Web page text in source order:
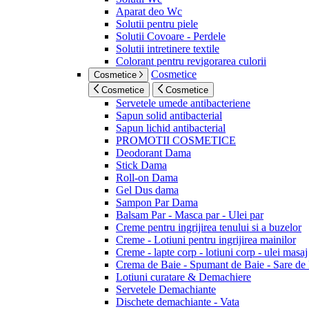
Aparat deo Wc
Solutii pentru piele
Solutii Covoare - Perdele
Solutii intretinere textile
Colorant pentru revigorarea culorii
Cosmetice Cosmetice
Cosmetice Cosmetice
Servetele umede antibacteriene
Sapun solid antibacterial
Sapun lichid antibacterial
PROMOTII COSMETICE
Deodorant Dama
Stick Dama
Roll-on Dama
Gel Dus dama
Sampon Par Dama
Balsam Par - Masca par - Ulei par
Creme pentru ingrijirea tenului si a buzelor
Creme - Lotiuni pentru ingrijirea mainilor
Creme - lapte corp - lotiuni corp - ulei masaj
Crema de Baie - Spumant de Baie - Sare de
Lotiuni curatare & Demachiere
Servetele Demachiante
Dischete demachiante - Vata